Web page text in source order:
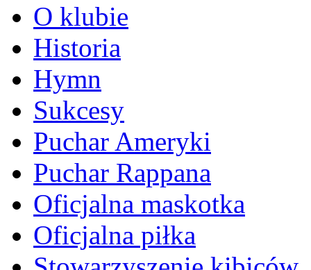
O klubie
Historia
Hymn
Sukcesy
Puchar Ameryki
Puchar Rappana
Oficjalna maskotka
Oficjalna piłka